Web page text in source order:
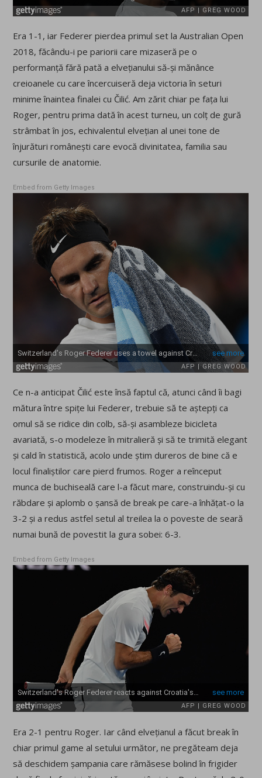
Era 1-1, iar Federer pierdea primul set la Australian Open
2018, făcându-i pe pariorii care mizaseră pe o
performanță fără pată a elvețianului să-și mănânce
creioanele cu care încercuiseră deja victoria în seturi
minime înaintea finalei cu Čilić. Am zărit chiar pe fața lui
Roger, pentru prima dată în acest turneu, un colț de gură
strâmbat în jos, echivalentul elvețian al unei tone de
înjurături românești care evocă divinitatea, familia sau
cursurile de anatomie.
Embed from Getty Images
Ce n-a anticipat Čilić este însă faptul că, atunci când îi bagi
mătura între spițe lui Federer, trebuie să te aștepți ca
omul să se ridice din colb, să-și asambleze bicicleta
avariată, s-o modeleze în mitralieră și să te trimită elegant
și cald în statistică, acolo unde știm dureros de bine că e
locul finaliștilor care pierd frumos. Roger a reînceput
munca de buchiseală care l-a făcut mare, construindu-și cu
răbdare și aplomb o șansă de break pe care-a înhățat-o la
3-2 și a redus astfel setul al treilea la o poveste de seară
numai bună de povestit la gura sobei: 6-3.
Embed from Getty Images
Era 2-1 pentru Roger. Iar când elvețianul a făcut break în
chiar primul game al setului următor, ne pregăteam deja
să deschidem șampania care rămăsese bolind în frigider